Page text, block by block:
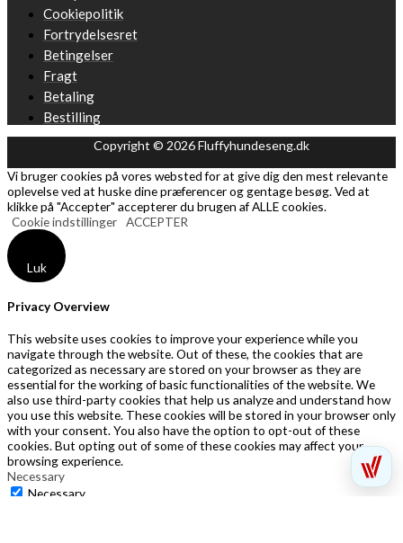
Cookiepolitik
Fortrydelsesret
Betingelser
Fragt
Betaling
Bestilling
Copyright © 2026 Fluffyhundeseng.dk
Vi bruger cookies på vores websted for at give dig den mest relevante
oplevelse ved at huske dine præferencer og gentage besøg. Ved at
klikke på "Accepter" accepterer du brugen af ​​ALLE cookies.
Cookie indstillinger ACCEPTER
Luk
Privacy Overview
This website uses cookies to improve your experience while you
navigate through the website. Out of these, the cookies that are
categorized as necessary are stored on your browser as they are
essential for the working of basic functionalities of the website. We
also use third-party cookies that help us analyze and understand how
you use this website. These cookies will be stored in your browser only
with your consent. You also have the option to opt-out of these
cookies. But opting out of some of these cookies may affect your
browsing experience.
Necessary
Necessary